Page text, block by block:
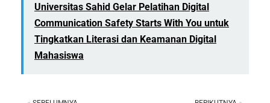
Universitas Sahid Gelar Pelatihan Digital
Communication Safety Starts With You untuk
Tingkatkan Literasi dan Keamanan Digital
Mahasiswa